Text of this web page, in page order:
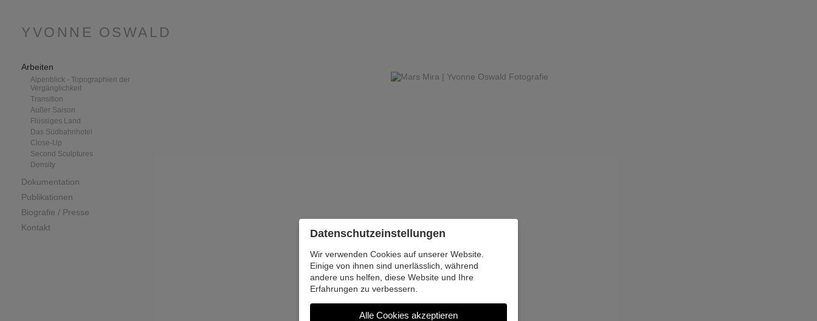
YVONNE OSWALD
Arbeiten
Alpenblick - Topographien der
Vergänglichkeit
Transition
Außer Saison
Flüssiges Land
Das Südbahnhotel
Close-Up
Second Sculptures
Density
Dokumentation
Publikationen
Biografie / Presse
Kontakt
Datenschutz­einstellungen
Wir verwenden Cookies auf unserer Website.
Einige von ihnen sind unerlässlich, während
andere uns helfen, diese Website und Ihre
Erfahrungen zu verbessern.
Alle Cookies akzeptieren